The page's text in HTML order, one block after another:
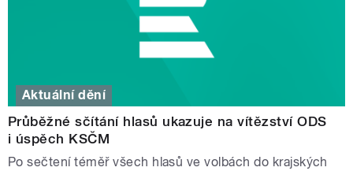
Aktuální dění
Průběžné sčítání hlasů ukazuje na vítězství ODS
i úspěch KSČM
Po sečtení téměř všech hlasů ve volbách do krajských